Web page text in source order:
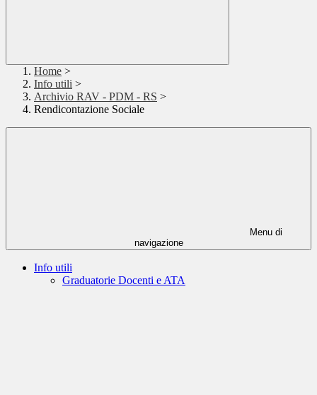
Home >
Info utili >
Archivio RAV - PDM - RS >
Rendicontazione Sociale
Menu di
navigazione
Info utili
Graduatorie Docenti e ATA